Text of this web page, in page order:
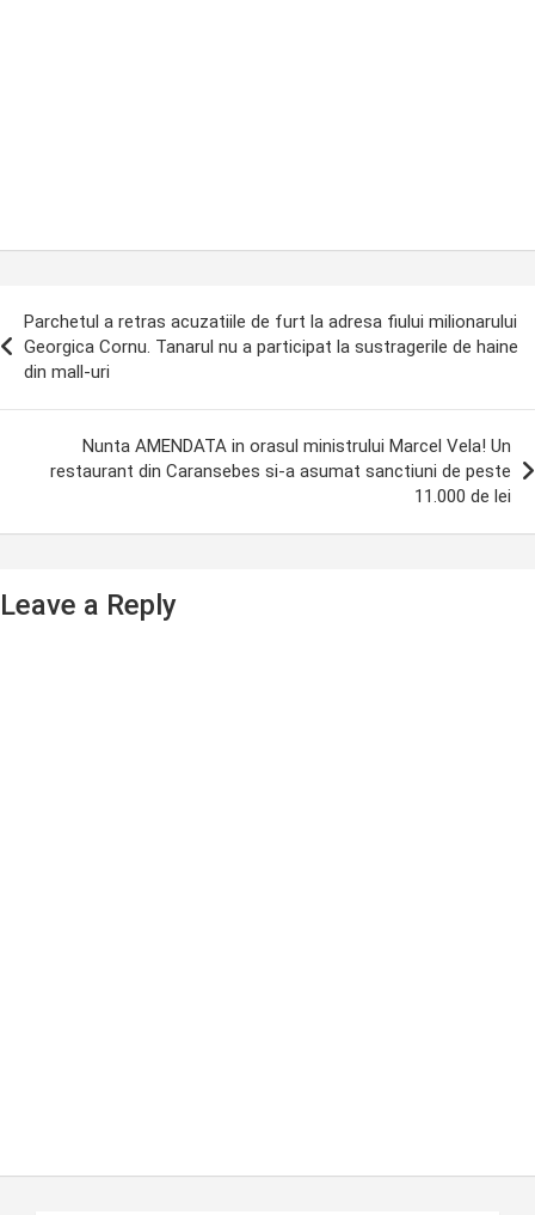
Parchetul a retras acuzatiile de furt la adresa fiului milionarului
Georgica Cornu. Tanarul nu a participat la sustragerile de haine
din mall-uri
Nunta AMENDATA in orasul ministrului Marcel Vela! Un
restaurant din Caransebes si-a asumat sanctiuni de peste
11.000 de lei
Leave a Reply